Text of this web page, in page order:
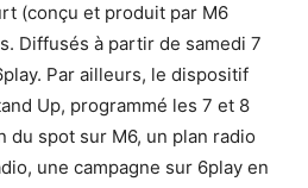
(conçu et produit par M6
Diffusés à partir de samedi 7
Par ailleurs, le dispositif
Up, programmé les 7 et 8
du spot sur M6, un plan radio
une campagne sur 6play en